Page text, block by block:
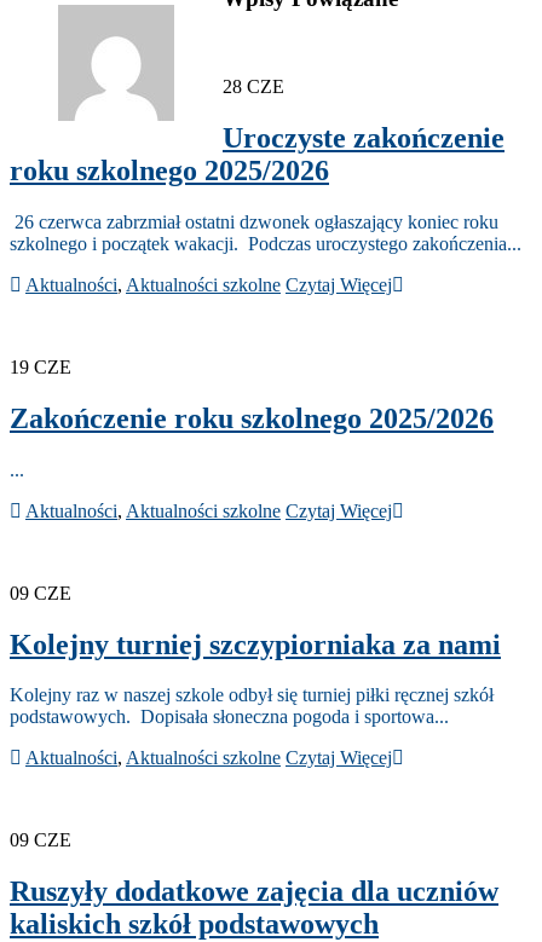
28 CZE
Uroczyste zakończenie
roku szkolnego 2025/2026
26 czerwca zabrzmiał ostatni dzwonek ogłaszający koniec roku
szkolnego i początek wakacji. Podczas uroczystego zakończenia...
Aktualności, Aktualności szkolne Czytaj Więcej
19 CZE
Zakończenie roku szkolnego 2025/2026
...
Aktualności, Aktualności szkolne Czytaj Więcej
09 CZE
Kolejny turniej szczypiorniaka za nami
Kolejny raz w naszej szkole odbył się turniej piłki ręcznej szkół
podstawowych. Dopisała słoneczna pogoda i sportowa...
Aktualności, Aktualności szkolne Czytaj Więcej
09 CZE
Ruszyły dodatkowe zajęcia dla uczniów
kaliskich szkół podstawowych